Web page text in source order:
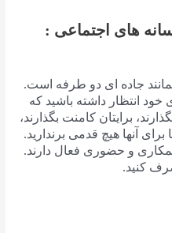
رسانه های اجتماعی :
جاده ای دو طرفه است.
خود انتظار داشته باشید که
برایتان کامنت بگذارند،
آنها هیچ قدمی برندارید.
و حضوری فعال دارند.
کنید.